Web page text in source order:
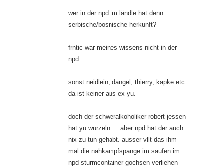
wer in der npd im ländle hat denn
serbische/bosnische herkunft?
frntic war meines wissens nicht in der
npd.
sonst neidlein, dangel, thierry, kapke etc
da ist keiner aus ex yu.
doch der schweralkoholiker robert jessen
hat yu wurzeln…. aber npd hat der auch
nix zu tun gehabt. ausser vllt das ihm
mal die nahkampfspange im saufen im
npd sturmcontainer gochsen verliehen